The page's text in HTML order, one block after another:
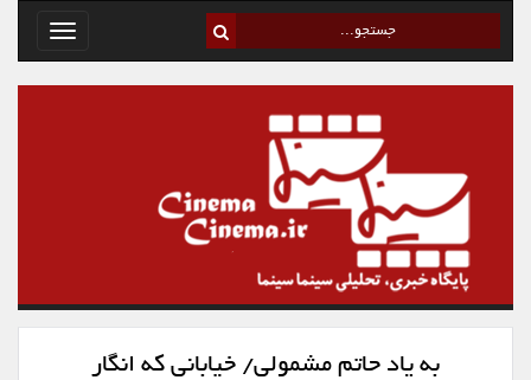
Toggle
به یاد حاتم مشمولی/ خیابانی که انگار